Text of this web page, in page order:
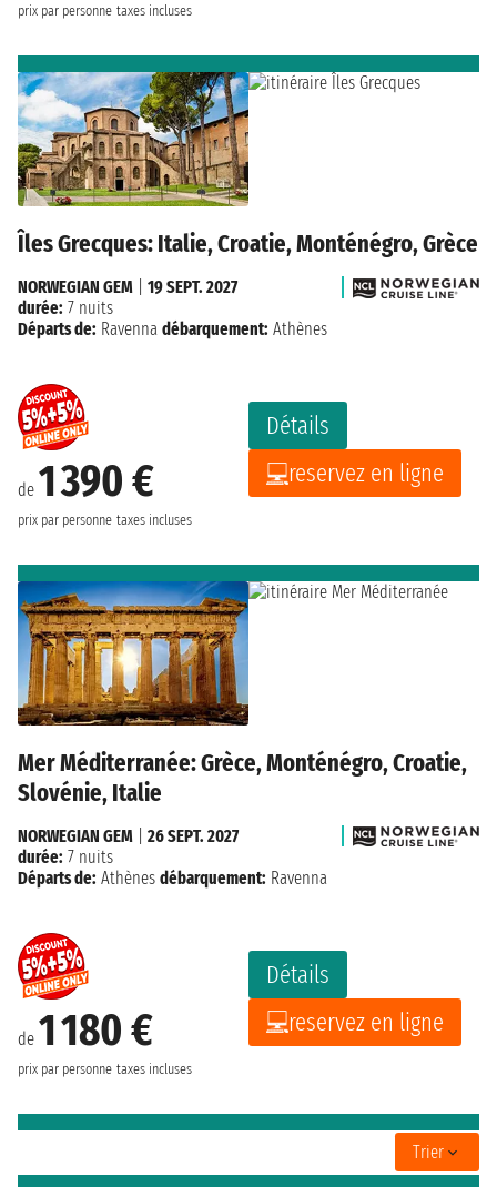
prix par personne taxes incluses
Îles Grecques: Italie, Croatie, Monténégro, Grèce
de 1 390 €
prix par personne taxes incluses
Détails
reservez en ligne
NORWEGIAN GEM
19 SEPT. 2027
durée: 7 nuits
Départs de: Ravenna débarquement: Athènes
Mer Méditerranée: Grèce, Monténégro, Croatie,
Slovénie, Italie
de 1 180 €
prix par personne taxes incluses
Détails
reservez en ligne
NORWEGIAN GEM
26 SEPT. 2027
durée: 7 nuits
Départs de: Athènes débarquement: Ravenna
Trier